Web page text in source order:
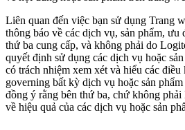
Liên quan đến việc bạn sử dụng Trang
thông báo về các dịch vụ, sản phẩm, ưu
thứ ba cung cấp, và không phải do
quyết định sử dụng các dịch vụ hoặc
có trách nhiệm xem xét và hiểu các
governing bất kỳ dịch vụ hoặc sản
đồng ý rằng bên thứ ba, chứ không
về hiệu quả của các dịch vụ hoặc sản